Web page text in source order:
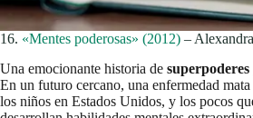
16. «Mentes poderosas» (2012) –
Una emocionante historia de superpoderes
En un futuro cercano, una enfermedad
los niños en Estados Unidos, y los pocos